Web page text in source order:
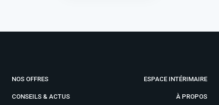
NOS OFFRES ESPACE INTÉRIMAIRE
CONSEILS & ACTUS À PROPOS